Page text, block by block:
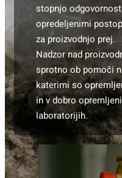
stopnjo
opredeljenimi
za proizvodnjo prej.
Nadzor nad
sprotno ob pomoči
katerimi so
in v dobro
laboratorijih.